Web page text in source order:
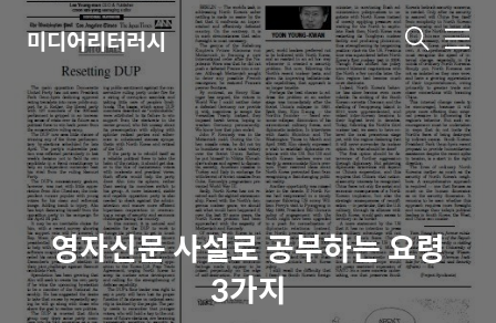
미디어리터러시 메
뉴
영자신문 사설로 공부하는 요령
3가지